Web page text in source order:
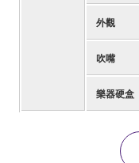
外觀
吹嘴
樂器硬盒